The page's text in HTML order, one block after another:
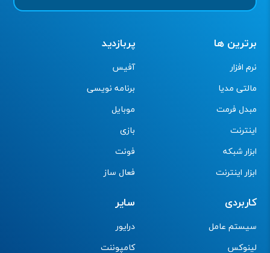
برترین ها
نرم افزار
مالتی مدیا
مبدل فرمت
اینترنت
ابزار شبکه
ابزار اینترنت
پربازدید
آفیس
برنامه نویسی
موبایل
بازی
فونت
فعال ساز
کاربردی
سیستم عامل
لینوکس
سایر
درایور
کامپوننت